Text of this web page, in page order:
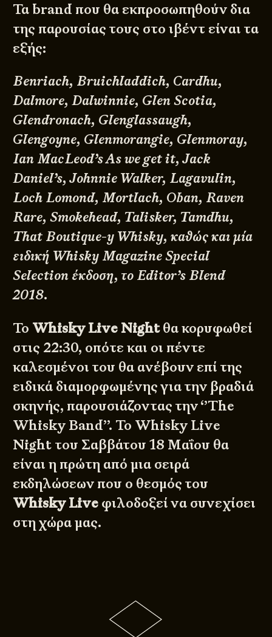
Τα brand που θα εκπροσωπηθούν δια
της παρουσίας τους στο ιβέντ είναι τα
εξής:
Benriach, Bruichladdich, Cardhu,
Dalmore, Dalwinnie, Glen Scotia,
Glendronach, Glenglassaugh,
Glengoyne, Glenmorangie, Glenmoray,
Ian MacLeod’s As we get it, Jack
Daniel’s, Johnnie Walker, Lagavulin,
Loch Lomond, Mortlach, Oban, Raven
Rare, Smokehead, Talisker, Tamdhu,
That Boutique-y Whisky, καθώς και μία
ειδική Whisky Magazine Special
Selection έκδοση, το Editor’s Blend
2018.
Το Whisky Live Nightθα κορυφωθεί
στις 22:30, οπότε και οι πέντε
καλεσμένοι του θα ανέβουν επί της
ειδικά διαμορφωμένης για την βραδιά
σκηνής, παρουσιάζοντας την ‘’The
Whisky Band’’. Το Whisky Live
Night του Σαββάτου 18 Μαΐου θα
είναι η πρώτη από μια σειρά
εκδηλώσεων που ο θεσμός του
Whisky Live φιλοδοξεί να συνεχίσει
στη χώρα μας.